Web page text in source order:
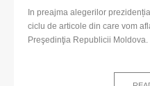
In preajma alegerilor
ciclu de articole din care vom
Preşedinţia Republicii Moldova.